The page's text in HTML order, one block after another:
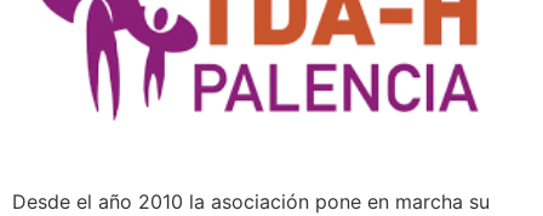
Desde el año 2010 la asociación pone en marcha su